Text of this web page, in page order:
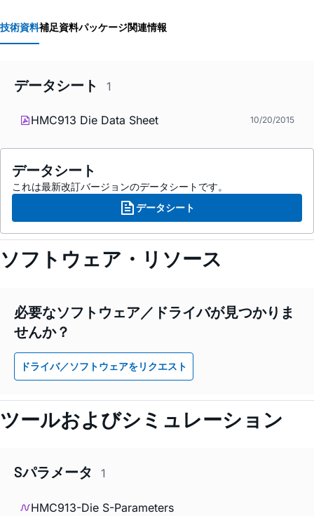
技術資料補足資料パッケージ関連情報
データシート 1
HMC913 Die Data Sheet 10/20/2015
データシート
これは最新改訂バージョンのデータシートです。
データシート
ソフトウェア・リソース
必要なソフトウェア／ドライバが見つかりま
せんか？
ドライバ／ソフトウェアをリクエスト
ツールおよびシミュレーション
Sパラメータ 1
HMC913-Die S-Parameters